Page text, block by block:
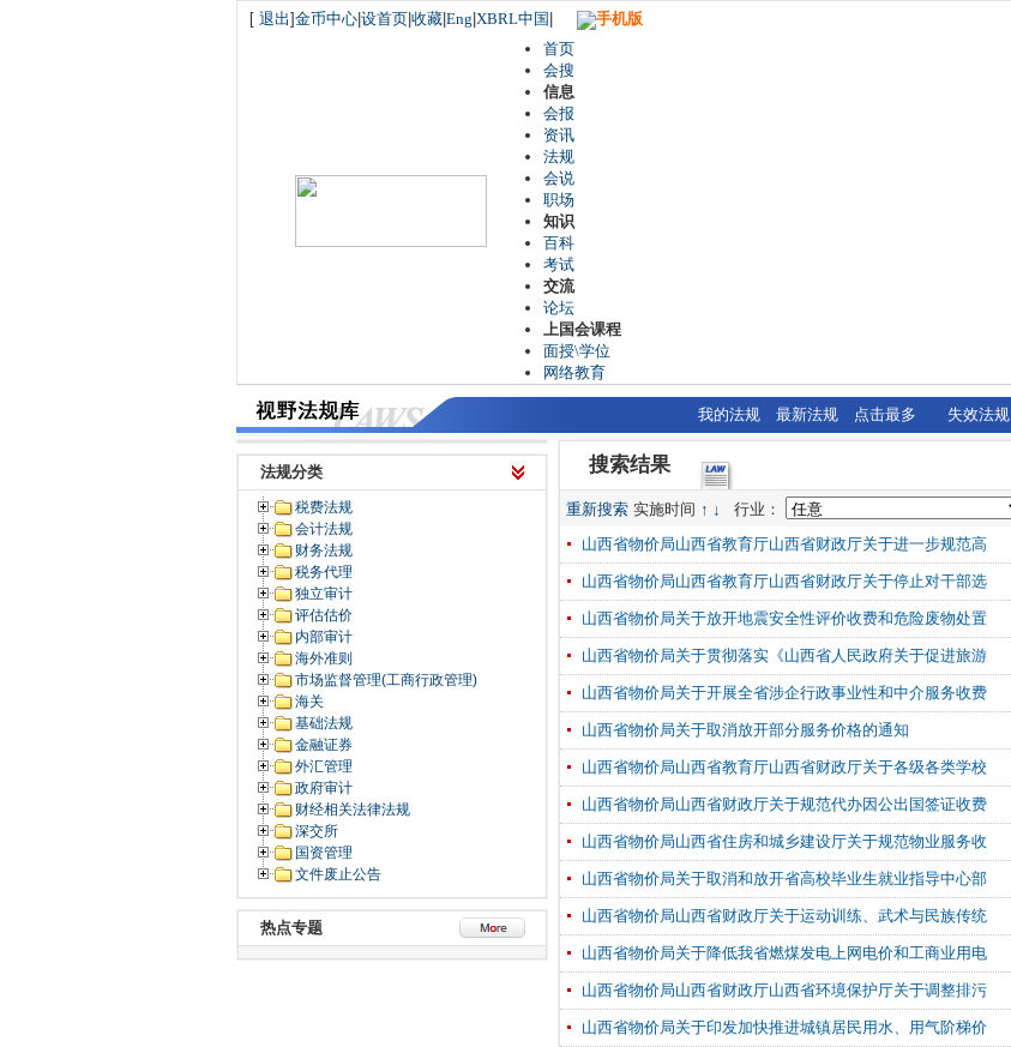
[ 退出]金币中心 设首页 收藏 Eng XBRL中国
手机版
首页
会搜
信息
会报
资讯
法规
会说
职场
知识
百科
考试
交流
论坛
上国会课程
面授\学位
网络教育
我的法规 最新法规 点击最多 失效法规
法规分类
税费法规
会计法规
财务法规
税务代理
独立审计
评估估价
内部审计
海外准则
市场监督管理(工商行政管理)
海关
基础法规
金融证券
外汇管理
政府审计
财经相关法律法规
深交所
国资管理
文件废止公告
热点专题
搜索结果
重新搜索 实施时间 ↑ ↓ 行业：
山西省物价局山西省教育厅山西省财政厅关于进一步规范高
山西省物价局山西省教育厅山西省财政厅关于停止对干部选
山西省物价局关于放开地震安全性评价收费和危险废物处置
山西省物价局关于贯彻落实《山西省人民政府关于促进旅游
山西省物价局关于开展全省涉企行政事业性和中介服务收费
山西省物价局关于取消放开部分服务价格的通知
山西省物价局山西省教育厅山西省财政厅关于各级各类学校
山西省物价局山西省财政厅关于规范代办因公出国签证收费
山西省物价局山西省住房和城乡建设厅关于规范物业服务收
山西省物价局关于取消和放开省高校毕业生就业指导中心部
山西省物价局山西省财政厅关于运动训练、武术与民族传统
山西省物价局关于降低我省燃煤发电上网电价和工商业用电
山西省物价局山西省财政厅山西省环境保护厅关于调整排污
山西省物价局关于印发加快推进城镇居民用水、用气阶梯价